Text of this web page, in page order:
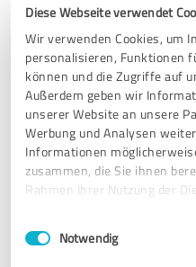
Diese Webseite verwendet
Wir verwenden Cookies, um
personalisieren, Funktionen
können und die Zugriffe auf
Außerdem geben wir
unserer Website an unsere
Werbung und Analysen
Informationen
zusammen, die Sie ihnen
Rahmen Ihrer Nutzung der
Impressum
Einwilligungsauswahl
Notwendig
4,80 von 5
SEHR GUT
Fachlich kompetent.
öfteren von selbst. Tippi
Einkommensarchitekt